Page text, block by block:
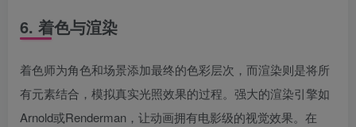
6. 着色与渲染
着色师为角色和场景添加最终的色彩层次，而渲染则是将所
有元素结合，模拟真实光照效果的过程。强大的渲染引擎如
Arnold或Renderman，让动画拥有电影级的视觉效果。在